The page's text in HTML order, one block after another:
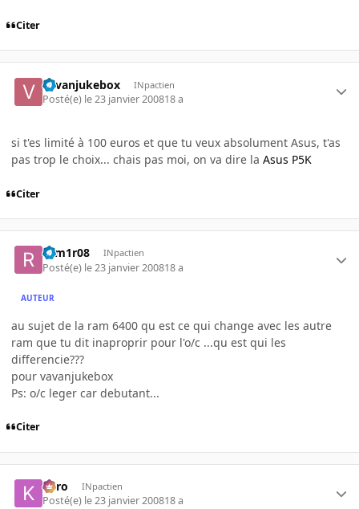
Citer
vavanjukebox INpactien
Posté(e) le 23 janvier 200818 a
si t'es limité à 100 euros et que tu veux absolument Asus, t'as
pas trop le choix... chais pas moi, on va dire la Asus P5K
Citer
rom1r08 INpactien
Posté(e) le 23 janvier 200818 a
AUTEUR
au sujet de la ram 6400 qu est ce qui change avec les autre
ram que tu dit inaproprir pour l'o/c ...qu est qui les
differencie???
pour vavanjukebox
Ps: o/c leger car debutant...
Citer
kyro INpactien
Posté(e) le 23 janvier 200818 a